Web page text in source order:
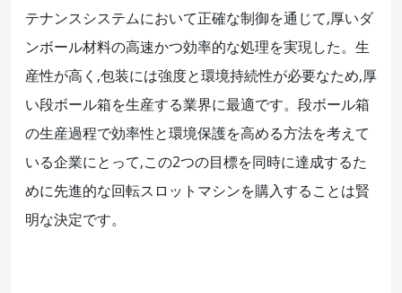
テナンスシステムにおいて正確な制御を通じて,厚いダ
ンボール材料の高速かつ効率的な処理を実現した。生
産性が高く,包装には強度と環境持続性が必要なため,厚
い段ボール箱を生産する業界に最適です。段ボール箱
の生産過程で効率性と環境保護を高める方法を考えて
いる企業にとって,この2つの目標を同時に達成するた
めに先進的な回転スロットマシンを購入することは賢
明な決定です。